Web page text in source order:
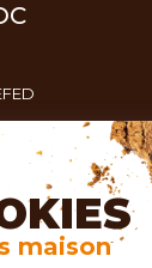
maison